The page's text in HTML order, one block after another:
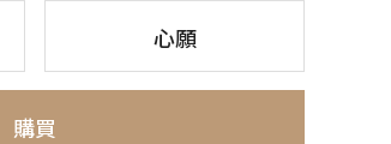
心願
購買